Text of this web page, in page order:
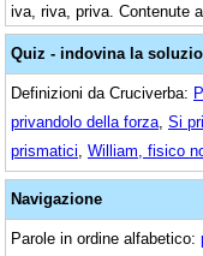
iva, riva, priva. Contenute
Quiz - indovina la
Definizioni da Cruciverba:
privandolo della forza Si
prismatici William, fisico
Navigazione
Parole in ordine alfabetico: